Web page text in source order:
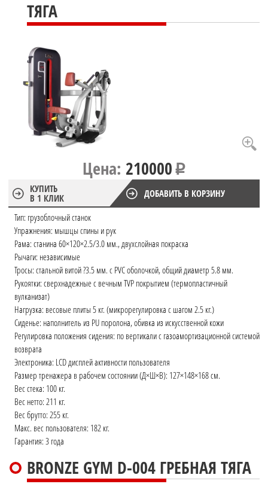
ТЯГА
Цена: 210000
КУПИТЬ
В 1 КЛИК
ДОБАВИТЬ В КОРЗИНУ
Тип: грузоблочный станок
Упражнения: мышцы спины и рук
Рама: станина 60×120×2.5/3.0 мм., двухслойная покраска
Рычаги: независимые
Тросы: стальной витой ?3.5 мм. с PVC оболочкой, общий диаметр 5.8 мм.
Рукоятки: сверхнадежные с вечным TVP покрытием (термопластичный
вулканизат)
Нагрузка: весовые плиты 5 кг. (микрорегулировка с шагом 2.5 кг.)
Сиденье: наполнитель из PU поролона, обивка из искусственной кожи
Регулировка положения сидения: по вертикали с газоамортизационной системой
возврата
Электроника: LCD дисплей активности пользователя
Размер тренажера в рабочем состоянии (Д×Ш×В): 127×148×168 см.
Вес стека: 100 кг.
Вес нетто: 211 кг.
Вес брутто: 255 кг.
Макс. вес пользователя: 182 кг.
Гарантия: 3 года
BRONZE GYM D-004 ГРЕБНАЯ ТЯГА